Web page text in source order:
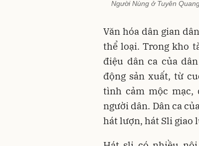
Người Nùng ở Tuyên
Văn hóa dân gian
thể loại. Trong kho
điệu dân ca của
động sản xuất, từ
tình cảm mộc mạc,
người dân. Dân ca
hát lượn, hát Sli giao